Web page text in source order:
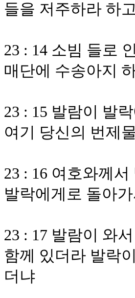
들을 저주하라 하
23 : 14 소빔 들로
매단에 수송아지
23 : 15 발람이 발
여기 당신의 번제
23 : 16 여호와께
발락에게로 돌아
23 : 17 발람이 와
함께 있더라 발락
더냐